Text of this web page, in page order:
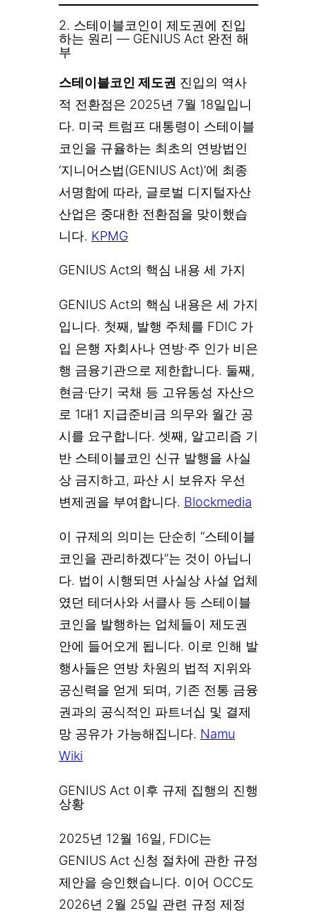
2. 스테이블코인이 제도권에 진입
하는 원리 — GENIUS Act 완전 해
부
스테이블코인 제도권 진입의 역사
적 전환점은 2025년 7월 18일입니
다. 미국 트럼프 대통령이 스테이블
코인을 규율하는 최초의 연방법인
‘지니어스법(GENIUS Act)’에 최종
서명함에 따라, 글로벌 디지털자산
산업은 중대한 전환점을 맞이했습
니다. KPMG
GENIUS Act의 핵심 내용 세 가지
GENIUS Act의 핵심 내용은 세 가지
입니다. 첫째, 발행 주체를 FDIC 가
입 은행 자회사나 연방·주 인가 비은
행 금융기관으로 제한합니다. 둘째,
현금·단기 국채 등 고유동성 자산으
로 1대1 지급준비금 의무와 월간 공
시를 요구합니다. 셋째, 알고리즘 기
반 스테이블코인 신규 발행을 사실
상 금지하고, 파산 시 보유자 우선
변제권을 부여합니다. Blockmedia
이 규제의 의미는 단순히 “스테이블
코인을 관리하겠다”는 것이 아닙니
다. 법이 시행되면 사실상 사설 업체
였던 테더사와 서클사 등 스테이블
코인을 발행하는 업체들이 제도권
안에 들어오게 됩니다. 이로 인해 발
행사들은 연방 차원의 법적 지위와
공신력을 얻게 되며, 기존 전통 금융
권과의 공식적인 파트너십 및 결제
망 공유가 가능해집니다. Namu
Wiki
GENIUS Act 이후 규제 집행의 진행
상황
2025년 12월 16일, FDIC는
GENIUS Act 신청 절차에 관한 규정
제안을 승인했습니다. 이어 OCC도
2026년 2월 25일 관련 규정 제정